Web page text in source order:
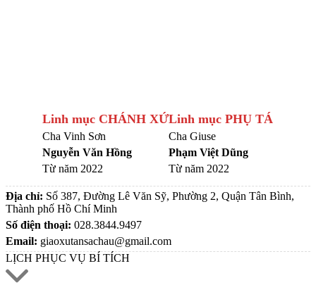
Linh mục CHÁNH XỨ
Cha Vinh Sơn
Nguyễn Văn Hồng
Từ năm 2022
Linh mục PHỤ TÁ
Cha Giuse
Phạm Việt Dũng
Từ năm 2022
Địa chỉ: Số 387, Đường Lê Văn Sỹ, Phường 2, Quận Tân Bình,
Thành phố Hồ Chí Minh
Số điện thoại: 028.3844.9497
Email: giaoxutansachau@gmail.com
LỊCH PHỤC VỤ BÍ TÍCH